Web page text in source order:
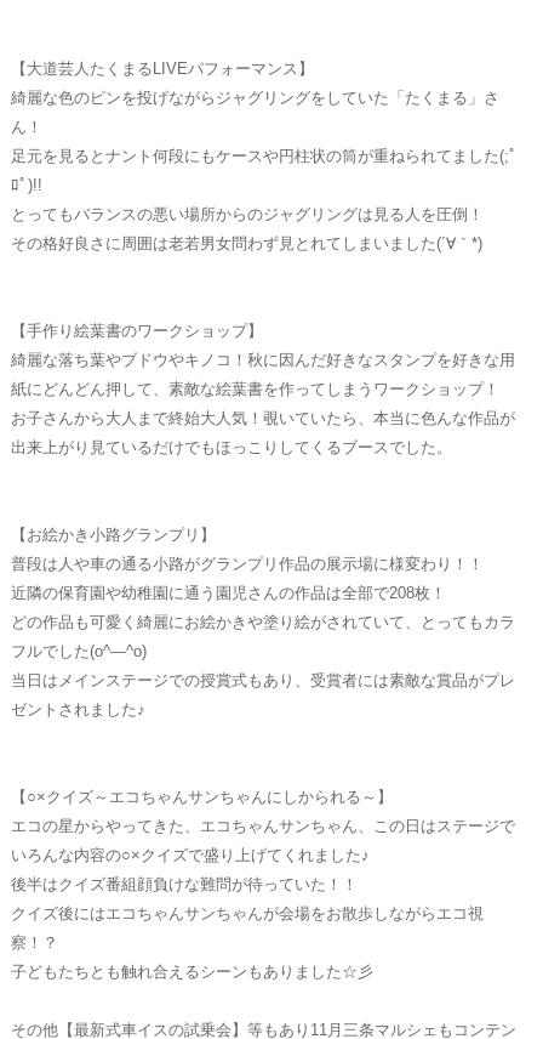
【大道芸人たくまるLIVEパフォーマンス】
綺麗な色のピンを投げながらジャグリングをしていた「たくまる」さ
ん！
足元を見るとナント何段にもケースや円柱状の筒が重ねられてました(;ﾟ
ﾛﾟ)!!
とってもバランスの悪い場所からのジャグリングは見る人を圧倒！
その格好良さに周囲は老若男女問わず見とれてしまいました(´∀｀*)
【手作り絵葉書のワークショップ】
綺麗な落ち葉やブドウやキノコ！秋に因んだ好きなスタンプを好きな用
紙にどんどん押して、素敵な絵葉書を作ってしまうワークショップ！
お子さんから大人まで終始大人気！覗いていたら、本当に色んな作品が
出来上がり見ているだけでもほっこりしてくるブースでした。
【お絵かき小路グランプリ】
普段は人や車の通る小路がグランプリ作品の展示場に様変わり！！
近隣の保育園や幼稚園に通う園児さんの作品は全部で208枚！
どの作品も可愛く綺麗にお絵かきや塗り絵がされていて、とってもカラ
フルでした(o^―^o)
当日はメインステージでの授賞式もあり、受賞者には素敵な賞品がプレ
ゼントされました♪
【○×クイズ～エコちゃんサンちゃんにしかられる～】
エコの星からやってきた、エコちゃんサンちゃん、この日はステージで
いろんな内容の○×クイズで盛り上げてくれました♪
後半はクイズ番組顔負けな難問が待っていた！！
クイズ後にはエコちゃんサンちゃんが会場をお散歩しながらエコ視
察！？
子どもたちとも触れ合えるシーンもありました☆彡
その他【最新式車イスの試乗会】等もあり11月三条マルシェもコンテン